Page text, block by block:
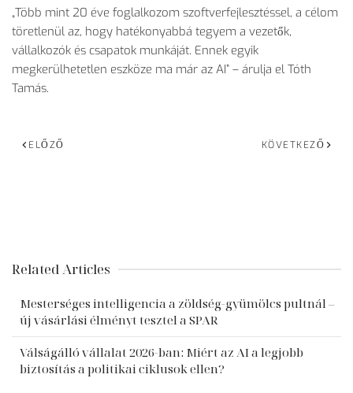
„Több mint 20 éve foglalkozom szoftverfejlesztéssel, a célom
töretlenül az, hogy hatékonyabbá tegyem a vezetők,
vállalkozók és csapatok munkáját. Ennek egyik
megkerülhetetlen eszköze ma már az AI” – árulja el Tóth
Tamás.
ELŐZŐ KÖVETKEZŐ
Related Articles
Mesterséges intelligencia a zöldség-gyümölcs pultnál –
új vásárlási élményt tesztel a SPAR
Válságálló vállalat 2026-ban: Miért az AI a legjobb
biztosítás a politikai ciklusok ellen?